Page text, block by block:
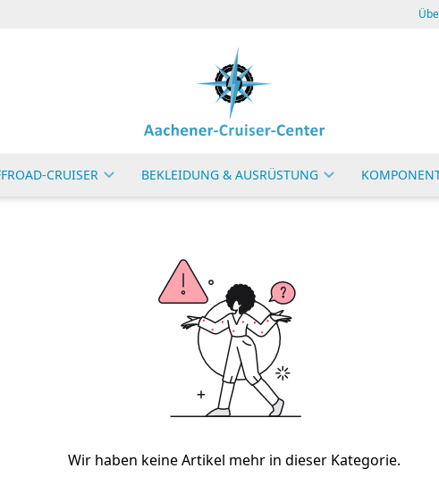
CRUISER BEKLEIDUNG & AUSRÜSTUNG
Wir haben keine Artikel mehr in dieser Kategorie.